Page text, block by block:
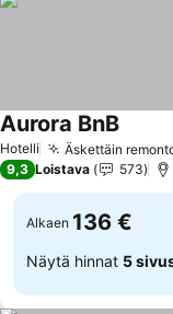
Hotelli Äskettäin
Aurora BnBKatso
9,3 Loistava 573
Alkaen 136 €
Näytä hinnat 5